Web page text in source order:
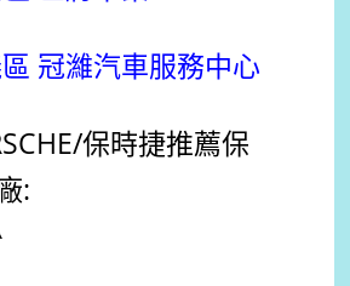
冠濰汽車服務中心
/保時捷推薦保
: